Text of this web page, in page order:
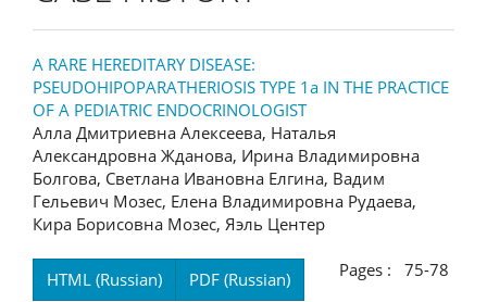
A RARE HEREDITARY DISEASE:
PSEUDOHIPOPARATHERIOSIS TYPE 1a IN THE PRACTICE
OF A PEDIATRIC ENDOCRINOLOGIST
Алла Дмитриевна Алексеева, Наталья
Александровна Жданова, Ирина Владимировна
Болгова, Светлана Ивановна Елгина, Вадим
Гельевич Мозес, Елена Владимировна Рудаева,
Кира Борисовна Мозес, Яэль Центер
HTML (Russian) PDF (Russian) Pages : 75-78